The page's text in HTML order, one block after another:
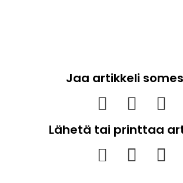
Jaa artikkeli
Lähetä tai printtaa